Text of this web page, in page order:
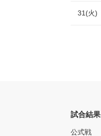
31(火)
試合結果
公式戦